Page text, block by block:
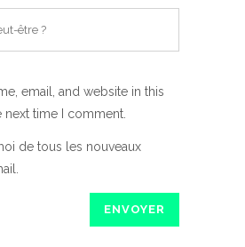
email, and website in this
time I comment.
de tous les nouveaux